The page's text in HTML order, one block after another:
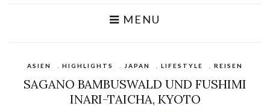
MENU
ASIEN HIGHLIGHTS JAPAN LIFESTYLE REISEN
SAGANO BAMBUSWALD UND FUSHIMI
INARI-TAICHA, KYOTO